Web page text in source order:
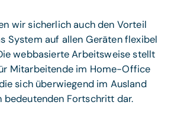
wir sicherlich auch den Vorteil
System auf allen Geräten flexibel
webbasierte Arbeitsweise stellt
Mitarbeitende im Home-Office
sich überwiegend im Ausland
bedeutenden Fortschritt dar.